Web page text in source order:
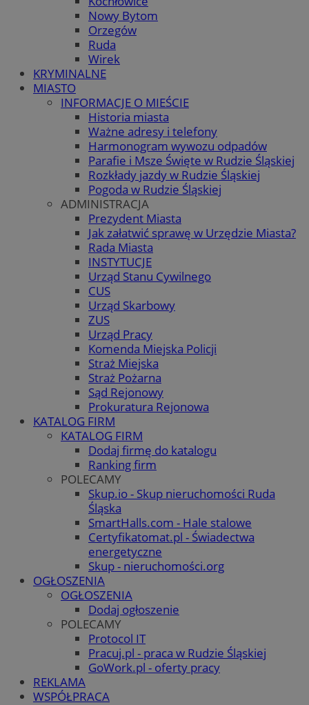
Nowy Bytom
Orzegów
Ruda
Wirek
KRYMINALNE
MIASTO
INFORMACJE O MIEŚCIE
Historia miasta
Ważne adresy i telefony
Harmonogram wywozu odpadów
Parafie i Msze Święte w Rudzie Śląskiej
Rozkłady jazdy w Rudzie Śląskiej
Pogoda w Rudzie Śląskiej
ADMINISTRACJA
Prezydent Miasta
Jak załatwić sprawę w Urzędzie Miasta?
Rada Miasta
INSTYTUCJE
Urząd Stanu Cywilnego
CUS
Urząd Skarbowy
ZUS
Urząd Pracy
Komenda Miejska Policji
Straż Miejska
Straż Pożarna
Sąd Rejonowy
Prokuratura Rejonowa
KATALOG FIRM
KATALOG FIRM
Dodaj firmę do katalogu
Ranking firm
POLECAMY
Skup.io - Skup nieruchomości Ruda
Śląska
SmartHalls.com - Hale stalowe
Certyfikatomat.pl - Świadectwa
energetyczne
Skup - nieruchomości.org
OGŁOSZENIA
OGŁOSZENIA
Dodaj ogłoszenie
POLECAMY
Protocol IT
Pracuj.pl - praca w Rudzie Śląskiej
GoWork.pl - oferty pracy
REKLAMA
WSPÓŁPRACA